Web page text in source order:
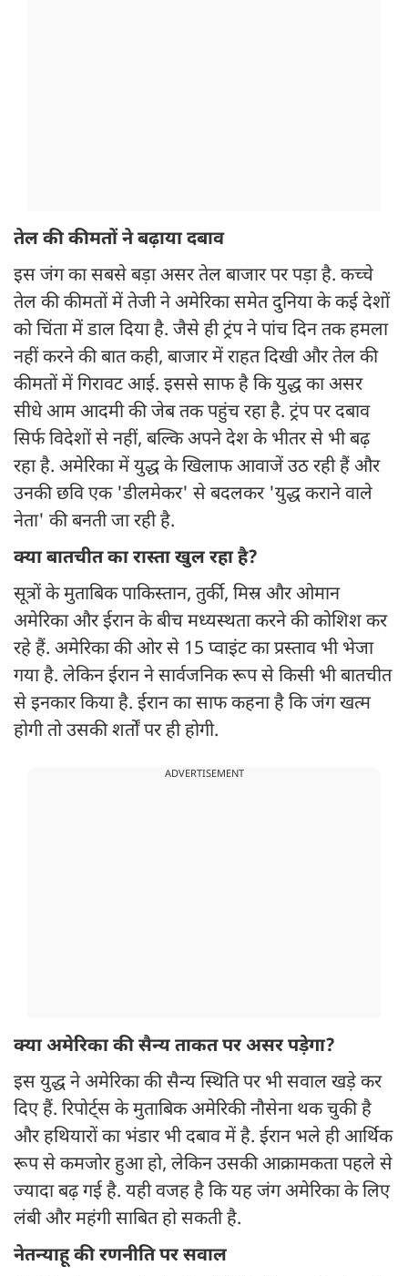
तेल की कीमतों ने बढ़ाया दबाव
इस जंग का सबसे बड़ा असर तेल बाजार पर पड़ा है. कच्चे
तेल की कीमतों में तेजी ने अमेरिका समेत दुनिया के कई देशों
को चिंता में डाल दिया है. जैसे ही ट्रंप ने पांच दिन तक हमला
नहीं करने की बात कही, बाजार में राहत दिखी और तेल की
कीमतों में गिरावट आई. इससे साफ है कि युद्ध का असर
सीधे आम आदमी की जेब तक पहुंच रहा है. ट्रंप पर दबाव
सिर्फ विदेशों से नहीं, बल्कि अपने देश के भीतर से भी बढ़
रहा है. अमेरिका में युद्ध के खिलाफ आवाजें उठ रही हैं और
उनकी छवि एक 'डीलमेकर' से बदलकर 'युद्ध कराने वाले
नेता' की बनती जा रही है.
क्या बातचीत का रास्ता खुल रहा है?
सूत्रों के मुताबिक पाकिस्तान, तुर्की, मिस्र और ओमान
अमेरिका और ईरान के बीच मध्यस्थता करने की कोशिश कर
रहे हैं. अमेरिका की ओर से 15 प्वाइंट का प्रस्ताव भी भेजा
गया है. लेकिन ईरान ने सार्वजनिक रूप से किसी भी बातचीत
से इनकार किया है. ईरान का साफ कहना है कि जंग खत्म
होगी तो उसकी शर्तों पर ही होगी.
ADVERTISEMENT
क्या अमेरिका की सैन्य ताकत पर असर पड़ेगा?
इस युद्ध ने अमेरिका की सैन्य स्थिति पर भी सवाल खड़े कर
दिए हैं. रिपोर्ट्स के मुताबिक अमेरिकी नौसेना थक चुकी है
और हथियारों का भंडार भी दबाव में है. ईरान भले ही आर्थिक
रूप से कमजोर हुआ हो, लेकिन उसकी आक्रामकता पहले से
ज्यादा बढ़ गई है. यही वजह है कि यह जंग अमेरिका के लिए
लंबी और महंगी साबित हो सकती है.
नेतन्याहू की रणनीति पर सवाल